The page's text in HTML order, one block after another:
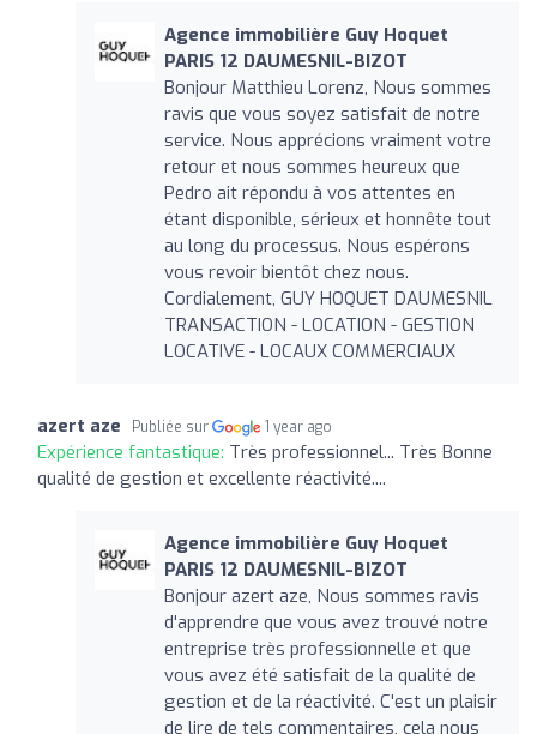
Agence immobilière Guy Hoquet
PARIS 12 DAUMESNIL-BIZOT
Bonjour Matthieu Lorenz, Nous sommes
ravis que vous soyez satisfait de notre
service. Nous apprécions vraiment votre
retour et nous sommes heureux que
Pedro ait répondu à vos attentes en
étant disponible, sérieux et honnête tout
au long du processus. Nous espérons
vous revoir bientôt chez nous.
Cordialement, GUY HOQUET DAUMESNIL
TRANSACTION - LOCATION - GESTION
LOCATIVE - LOCAUX COMMERCIAUX
azert aze Publiée sur 1 year ago
Expérience fantastique: Très professionnel... Très Bonne
qualité de gestion et excellente réactivité....
Agence immobilière Guy Hoquet
PARIS 12 DAUMESNIL-BIZOT
Bonjour azert aze, Nous sommes ravis
d'apprendre que vous avez trouvé notre
entreprise très professionnelle et que
vous avez été satisfait de la qualité de
gestion et de la réactivité. C'est un plaisir
de lire de tels commentaires, cela nous